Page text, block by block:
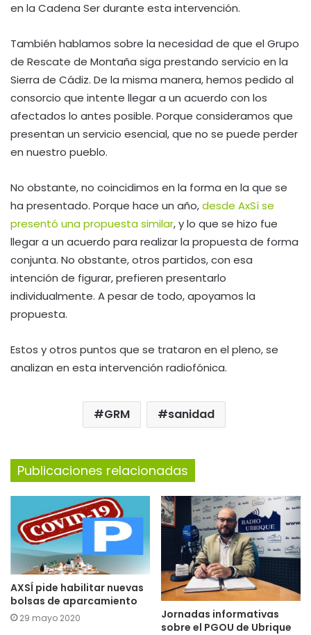
en la Cadena Ser durante esta intervención.
También hablamos sobre la necesidad de que el Grupo
de Rescate de Montaña siga prestando servicio en la
Sierra de Cádiz. De la misma manera, hemos pedido al
consorcio que intente llegar a un acuerdo con los
afectados lo antes posible. Porque consideramos que
presentan un servicio esencial, que no se puede perder
en nuestro pueblo.
No obstante, no coincidimos en la forma en la que se
ha presentado. Porque hace un año,desde AxSí se
presentó una propuesta similar, y lo que se hizo fue
llegar a un acuerdo para realizar la propuesta de forma
conjunta. No obstante, otros partidos, con esa
intención de figurar, prefieren presentarlo
individualmente. A pesar de todo, apoyamos la
propuesta.
Estos y otros puntos que se trataron en el pleno, se
analizan en esta intervención radiofónica.
GRM sanidad
Publicaciones relacionadas
AXSÍ pide habilitar nuevas
bolsas de aparcamiento
29 mayo 2020
Jornadas informativas
sobre el PGOU de Ubrique